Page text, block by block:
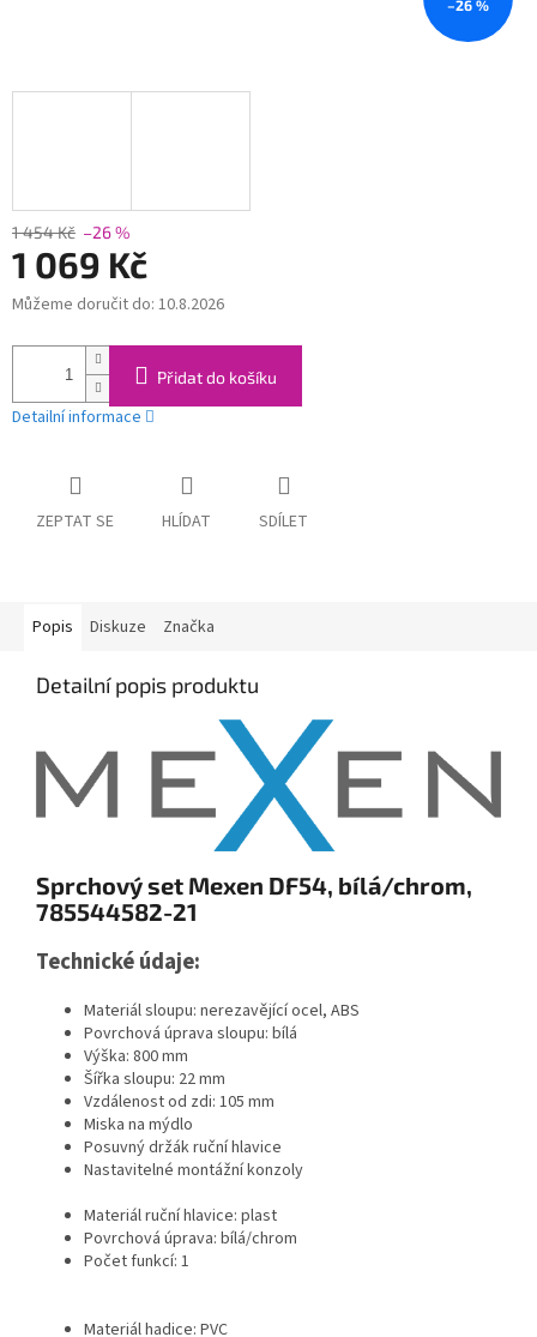
–26 %
1 454 Kč –26 %
1 069 Kč
Měrná
Můžeme doručit do: 10.8.2026
Přidat do košíku
Detailní informace
ZEPTAT SE HLÍDAT SDÍLET
Popis Diskuze Značka
Detailní popis produktu
Sprchový set Mexen DF54, bílá/chrom,
785544582-21
Technické údaje:
Materiál sloupu: nerezavějící ocel, ABS
Povrchová úprava sloupu: bílá
Výška: 800 mm
Šířka sloupu: 22 mm
Vzdálenost od zdi: 105 mm
Miska na mýdlo
Posuvný držák ruční hlavice
Nastavitelné montážní konzoly
Materiál ruční hlavice: plast
Povrchová úprava: bílá/chrom
Počet funkcí: 1
Materiál hadice: PVC